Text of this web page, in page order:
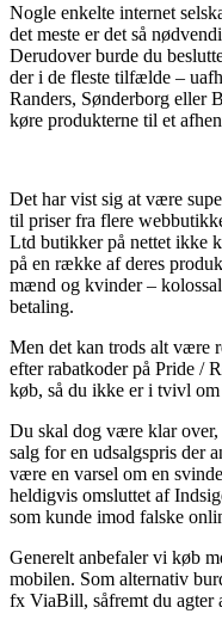
Nogle enkelte internet
det meste er det så
Derudover burde du
der i de fleste tilfælde –
Randers, Sønderborg eller
køre produkterne til et
Det har vist sig at være
til priser fra flere
Ltd butikker på nettet ikke
på en række af deres
mænd og kvinder –
betaling.
Men det kan trods alt være
efter rabatkoder på Pride /
køb, så du ikke er i tvivl
Du skal dog være klar
salg for en udsalgspris der
være en varsel om en
heldigvis omsluttet af
som kunde imod falske
Generelt anbefaler vi køb
mobilen. Som alternativ
fx ViaBill, såfremt du agter